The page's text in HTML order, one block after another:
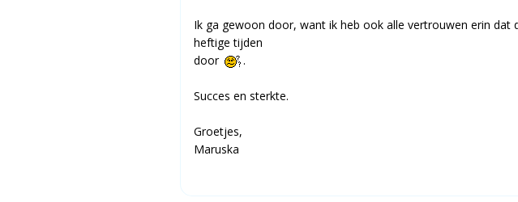
Ik ga gewoon door, want ik heb ook alle vertrouwen erin dat
heftige tijden
door
.
Succes en sterkte.
Groetjes,
Maruska